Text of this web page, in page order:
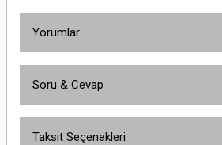
Yorumlar
Soru & Cevap
Taksit Seçenekleri